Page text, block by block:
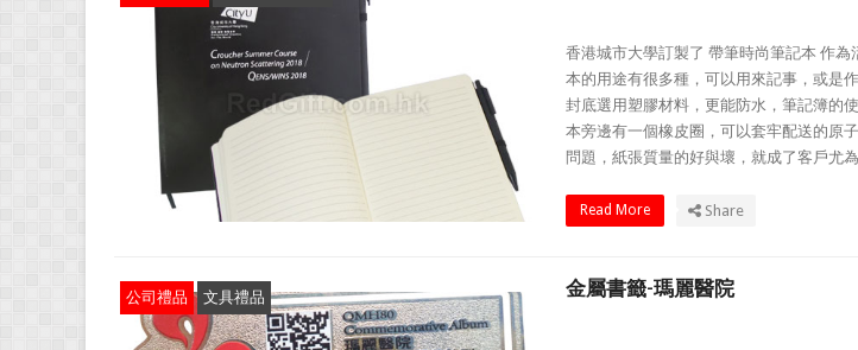
香港城市大學訂製了 帶筆時尚筆記本 作為
本的用途有很多種，可以用來記事，或是
封底選用塑膠材料，更能防水，筆記簿的
本旁邊有一個橡皮圈，可以套牢配送的原
問題，紙張質量的好與壞，就成了客戶尤
Read More Share
公司禮品 文具禮品 金屬書籤-瑪麗醫院